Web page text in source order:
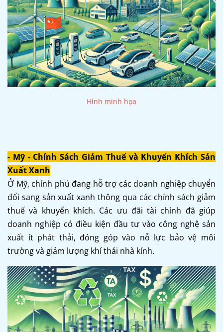
Hình minh họa
- Mỹ - Chính Sách Giảm Thuế và Khuyến Khích Sản
Xuất Xanh
Ở Mỹ, chính phủ đang hỗ trợ các doanh nghiệp chuyển
đổi sang sản xuất xanh thông qua các chính sách giảm
thuế và khuyến khích. Các ưu đãi tài chính đã giúp
doanh nghiệp có điều kiện đầu tư vào công nghệ sản
xuất ít phát thải, đóng góp vào nỗ lực bảo vệ môi
trường và giảm lượng khí thải nhà kính.